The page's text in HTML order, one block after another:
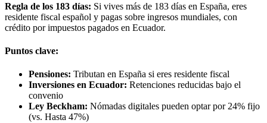
Regla de los 183 días: Si vives más de 183 días en España, eres
residente fiscal español y pagas sobre ingresos mundiales, con
crédito por impuestos pagados en Ecuador.
Puntos clave:
Pensiones: Tributan en España si eres residente fiscal
Inversiones en Ecuador: Retenciones reducidas bajo el
convenio
Ley Beckham: Nómadas digitales pueden optar por 24% fijo
(vs. Hasta 47%)